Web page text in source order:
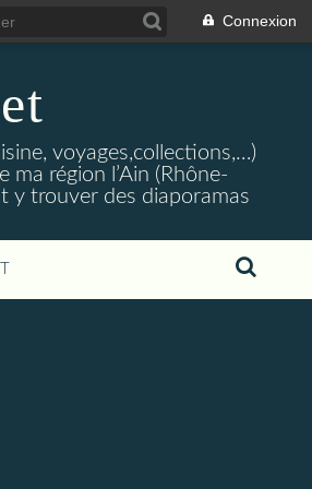
Connexion
voyages,collections,…)
région l’Ain (Rhône-
y trouver des diaporamas